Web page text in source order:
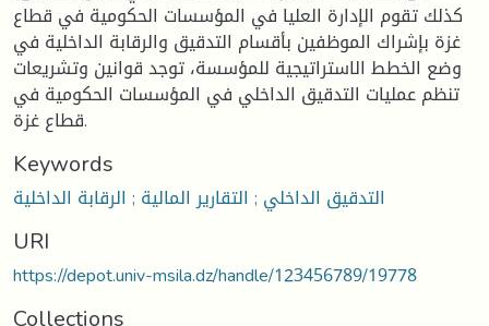
كذلك تقوم الإدارة العليا في المؤسسات الحكومية في قطاع
غزة بإشراك الموظفين بأقسام التدقيق والرقابة الداخلية في
وضع الخطط الاستراتيجية للمؤسسة، توجد قوانين وتشريعات
تنظم عمليات التدقيق الداخلي في المؤسسات الحكومية في
قطاع غزة.
Keywords
التدقيق الداخلي ; التقارير المالية ; الرقابة الداخلية
URI
https://depot.univ-msila.dz/handle/123456789/19778